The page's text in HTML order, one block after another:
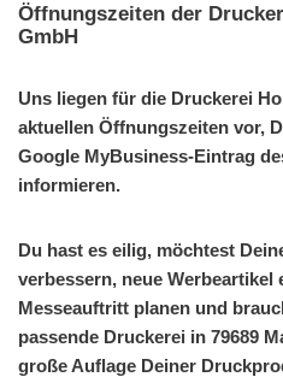
Öffnungszeiten der
GmbH
Uns liegen für die Druckerei
aktuellen Öffnungszeiten vor,
Google MyBusiness-Eintrag
informieren.
Du hast es eilig, möchtest
verbessern, neue Werbeartikel
Messeauftritt planen und
passende Druckerei in 79689
große Auflage Deiner